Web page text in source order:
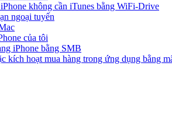
không cần iTunes bằng WiFi-Drive
ngoại tuyến
của tôi
iPhone bằng SMB
kích hoạt mua hàng trong ứng dụng bằng